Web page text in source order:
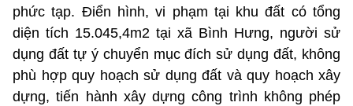
phức tạp. Điển hình, vi phạm tại khu đất có tổng
diện tích 15.045,4m2 tại xã Bình Hưng, người sử
dụng đất tự ý chuyển mục đích sử dụng đất, không
phù hợp quy hoạch sử dụng đất và quy hoạch xây
dựng, tiến hành xây dựng công trình không phép